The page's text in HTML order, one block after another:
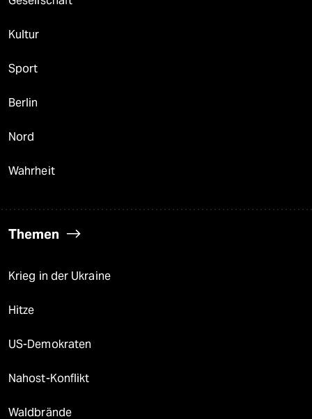
Kultur
Sport
Berlin
Nord
Wahrheit
Themen
Krieg in der Ukraine
Hitze
US-Demokraten
Nahost-Konflikt
Waldbrände